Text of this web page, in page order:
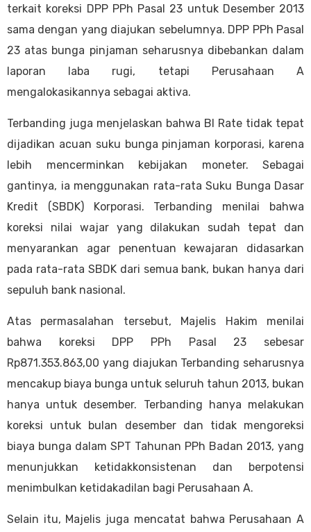
terkait koreksi DPP PPh Pasal 23 untuk Desember 2013
sama dengan yang diajukan sebelumnya. DPP PPh Pasal
23 atas bunga pinjaman seharusnya dibebankan dalam
laporan laba rugi, tetapi Perusahaan A
mengalokasikannya sebagai aktiva.
Terbanding juga menjelaskan bahwa BI Rate tidak tepat
dijadikan acuan suku bunga pinjaman korporasi, karena
lebih mencerminkan kebijakan moneter. Sebagai
gantinya, ia menggunakan rata-rata Suku Bunga Dasar
Kredit (SBDK) Korporasi. Terbanding menilai bahwa
koreksi nilai wajar yang dilakukan sudah tepat dan
menyarankan agar penentuan kewajaran didasarkan
pada rata-rata SBDK dari semua bank, bukan hanya dari
sepuluh bank nasional.
Atas permasalahan tersebut, Majelis Hakim menilai
bahwa koreksi DPP PPh Pasal 23 sebesar
Rp871.353.863,00 yang diajukan Terbanding seharusnya
mencakup biaya bunga untuk seluruh tahun 2013, bukan
hanya untuk desember. Terbanding hanya melakukan
koreksi untuk bulan desember dan tidak mengoreksi
biaya bunga dalam SPT Tahunan PPh Badan 2013, yang
menunjukkan ketidakkonsistenan dan berpotensi
menimbulkan ketidakadilan bagi Perusahaan A.
Selain itu, Majelis juga mencatat bahwa Perusahaan A